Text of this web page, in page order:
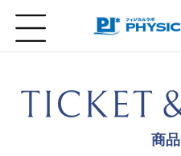
ンツに
進む
商